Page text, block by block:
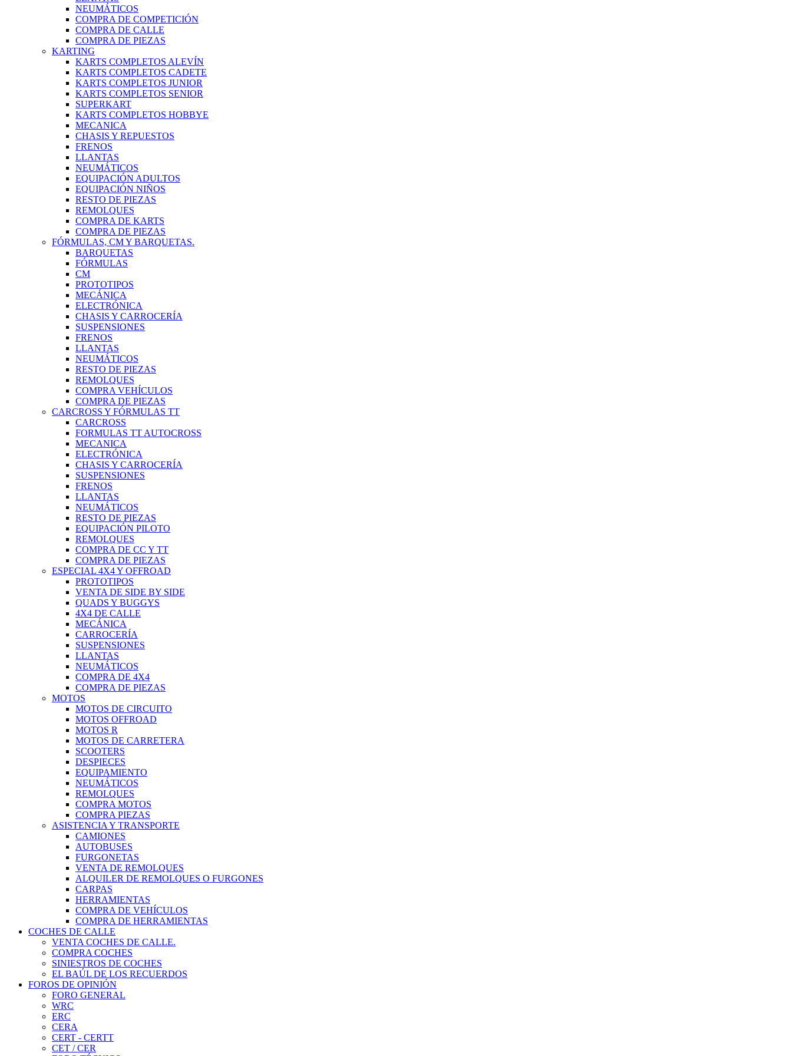
NEUMÁTICOS
COMPRA DE COMPETICIÓN
COMPRA DE CALLE
COMPRA DE PIEZAS
KARTING
KARTS COMPLETOS ALEVÍN
KARTS COMPLETOS CADETE
KARTS COMPLETOS JUNIOR
KARTS COMPLETOS SENIOR
SUPERKART
KARTS COMPLETOS HOBBYE
MECANICA
CHASIS Y REPUESTOS
FRENOS
LLANTAS
NEUMÁTICOS
EQUIPACIÓN ADULTOS
EQUIPACIÓN NIÑOS
RESTO DE PIEZAS
REMOLQUES
COMPRA DE KARTS
COMPRA DE PIEZAS
FÓRMULAS, CM Y BARQUETAS.
BARQUETAS
FÓRMULAS
CM
PROTOTIPOS
MECÁNICA
ELECTRÓNICA
CHASIS Y CARROCERÍA
SUSPENSIONES
FRENOS
LLANTAS
NEUMÁTICOS
RESTO DE PIEZAS
REMOLQUES
COMPRA VEHÍCULOS
COMPRA DE PIEZAS
CARCROSS Y FÓRMULAS TT
CARCROSS
FORMULAS TT AUTOCROSS
MECANICA
ELECTRÓNICA
CHASIS Y CARROCERÍA
SUSPENSIONES
FRENOS
LLANTAS
NEUMÁTICOS
RESTO DE PIEZAS
EQUIPACIÓN PILOTO
REMOLQUES
COMPRA DE CC Y TT
COMPRA DE PIEZAS
ESPECIAL 4X4 Y OFFROAD
PROTOTIPOS
VENTA DE SIDE BY SIDE
QUADS Y BUGGYS
4X4 DE CALLE
MECÁNICA
CARROCERÍA
SUSPENSIONES
LLANTAS
NEUMÁTICOS
COMPRA DE 4X4
COMPRA DE PIEZAS
MOTOS
MOTOS DE CIRCUITO
MOTOS OFFROAD
MOTOS R
MOTOS DE CARRETERA
SCOOTERS
DESPIECES
EQUIPAMIENTO
NEUMÁTICOS
REMOLQUES
COMPRA MOTOS
COMPRA PIEZAS
ASISTENCIA Y TRANSPORTE
CAMIONES
AUTOBUSES
FURGONETAS
VENTA DE REMOLQUES
ALQUILER DE REMOLQUES O FURGONES
CARPAS
HERRAMIENTAS
COMPRA DE VEHÍCULOS
COMPRA DE HERRAMIENTAS
COCHES DE CALLE
VENTA COCHES DE CALLE.
COMPRA COCHES
SINIESTROS DE COCHES
EL BAÚL DE LOS RECUERDOS
FOROS DE OPINIÓN
FORO GENERAL
WRC
ERC
CERA
CERT - CERTT
CET / CER